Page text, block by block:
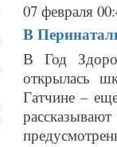
07 февраля
В
В Год
открылась
Гатчине –